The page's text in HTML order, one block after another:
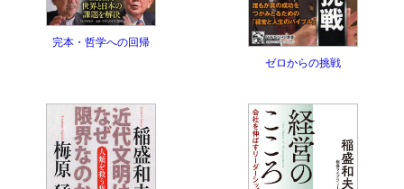
完本・哲学への回帰
ゼロからの挑戦